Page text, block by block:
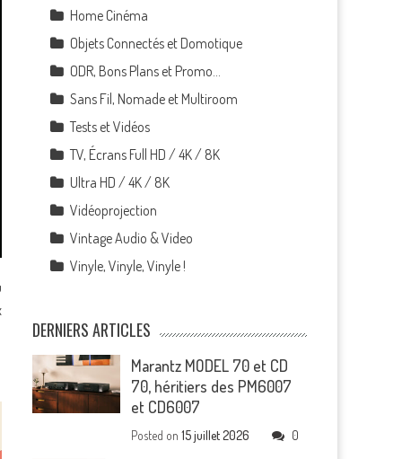
Home Cinéma
Objets Connectés et Domotique
ODR, Bons Plans et Promo…
Sans Fil, Nomade et Multiroom
Tests et Vidéos
TV, Écrans Full HD / 4K / 8K
Ultra HD / 4K / 8K
Vidéoprojection
Vintage Audio & Video
Vinyle, Vinyle, Vinyle !
DERNIERS ARTICLES
Marantz MODEL 70 et CD
70, héritiers des PM6007
et CD6007
Posted on15 juillet 2026 0